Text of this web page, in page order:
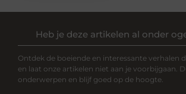
Heb je deze artikelen al onder
Ontdek de boeiende en interessante verhalen
en laat onze artikelen niet aan je voorbijgaan.
onderwerpen en blijf goed op de hoogte.